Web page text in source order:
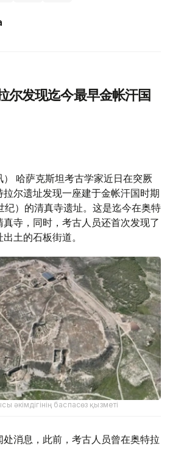
尔发现迄今最早金帐汗国
） 哈萨克斯坦考古学家近日在突厥
尔遗址发现一座建于金帐汗国时期
纪）的清真寺遗址。这是迄今在奥特
寺，同时，考古人员还首次发现了
土的石板街道。
әкімдігінің баспасөз қызметі
消息，此前，考古人员曾在奥特拉